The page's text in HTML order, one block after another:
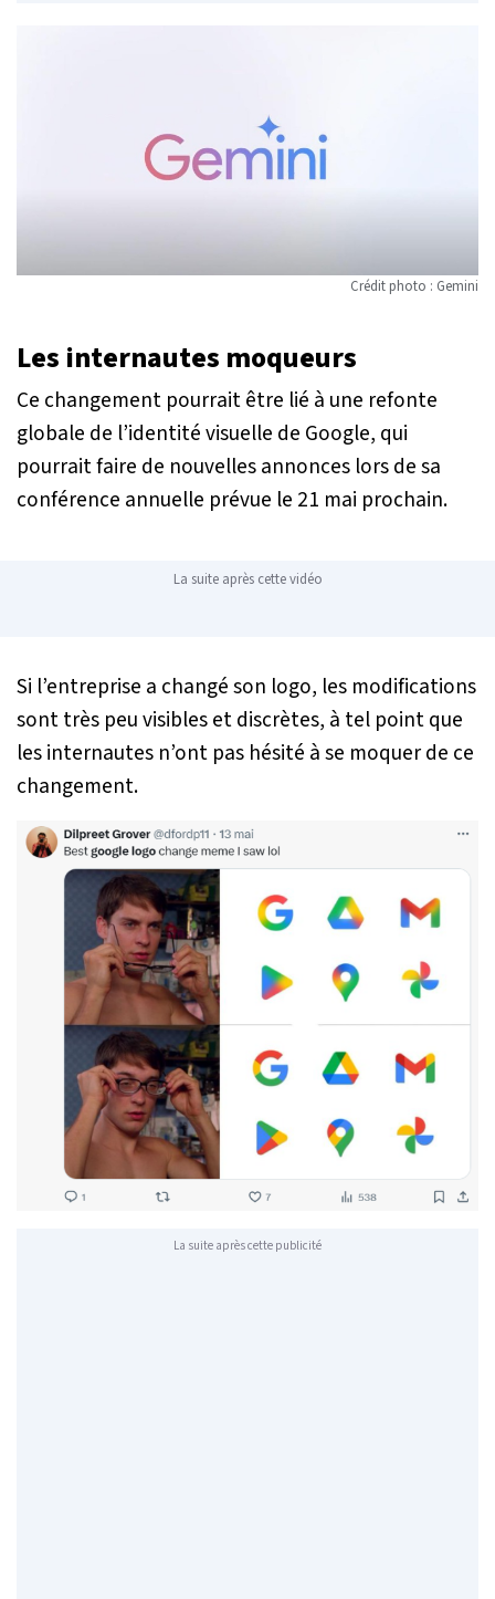
Crédit photo : Gemini
Les internautes moqueurs
Ce changement pourrait être lié à une refonte
globale de l’identité visuelle de Google, qui
pourrait faire de nouvelles annonces lors de sa
conférence annuelle prévue le 21 mai prochain.
La suite après cette vidéo
Si l’entreprise a changé son logo, les modifications
sont très peu visibles et discrètes, à tel point que
les internautes n’ont pas hésité à se moquer de ce
changement.
La suite après cette publicité